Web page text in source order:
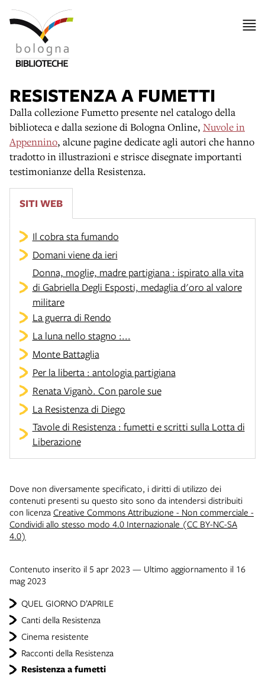
QUEL GIORNO D’APRILE
Canti della Resistenza
Cinema resistente
Racconti della Resistenza
Resistenza a fumetti
RESISTENZA A FUMETTI
Dalla collezione Fumetto presente nel catalogo della
biblioteca e dalla sezione di Bologna Online, Nuvole in
Appennino, alcune pagine dedicate agli autori che hanno
tradotto in illustrazioni e strisce disegnate importanti
testimonianze della Resistenza.
SITI WEB
Il cobra sta fumando
Domani viene da ieri
Donna, moglie, madre partigiana : ispirato alla vita
di Gabriella Degli Esposti, medaglia d'oro al valore
militare
La guerra di Rendo
La luna nello stagno :...
Monte Battaglia
Per la liberta : antologia partigiana
Renata Viganò. Con parole sue
La Resistenza di Diego
Tavole di Resistenza : fumetti e scritti sulla Lotta di
Liberazione
Dove non diversamente specificato, i diritti di utilizzo dei
contenuti presenti su questo sito sono da intendersi distribuiti
con licenza Creative Commons Attribuzione - Non commerciale -
Condividi allo stesso modo 4.0 Internazionale (CC BY-NC-SA
4.0)
Contenuto inserito il 5 apr 2023 — Ultimo aggiornamento il 16
mag 2023